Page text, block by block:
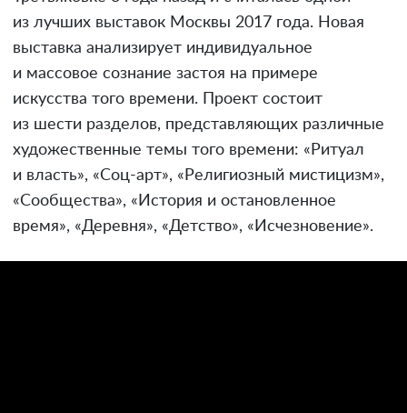
из лучших выставок Москвы 2017 года. Новая
выставка анализирует индивидуальное
и массовое сознание застоя на примере
искусства того времени. Проект состоит
из шести разделов, представляющих различные
художественные темы того времени: «Ритуал
и власть», «Соц-арт», «Религиозный мистицизм»,
«Сообщества», «История и остановленное
время», «Деревня», «Детство», «Исчезновение».